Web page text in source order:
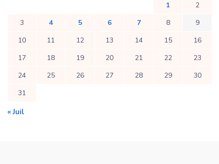
1
2
3
4 5 6 7 8
9
10
11 12 13 14 15
16
17
18 19 20 21 22
23
24
25 26 27 28 29
30
31
« Juil